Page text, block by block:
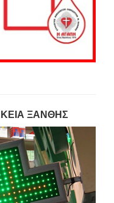
ΞΑΝΘΗΣ